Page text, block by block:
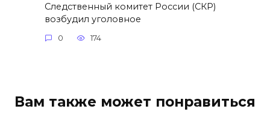
Следственный комитет России (СКР)
возбудил уголовное
0 174
Вам также может понравиться